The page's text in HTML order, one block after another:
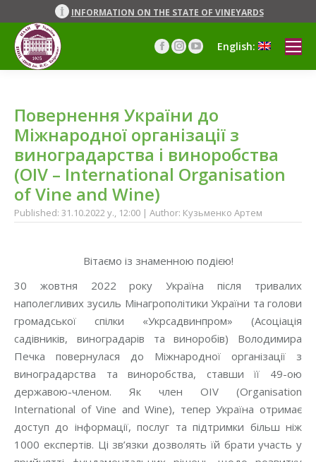
INFORMATION ON THE STATE OF VINEYARDS
Facebook
page
new
window
Instagram
page
new
window
YouTube
page
new
window
English:
Повернення України до
Міжнародної організації з
виноградарства і виноробства
(OIV – International Organisation
of Vine and Wine)
Published: 31.10.2022 y., 12:00 | Author: Кузьменко Артем
Вітаємо із знаменною подією!
30 жовтня 2022 року Україна після тривалих
наполегливих зусиль Мінагрополітики України та голови
громадської спілки «Укрсадвинпром» (Асоціація
садівників, виноградарів та виноробів) Володимира
Печка повернулася до Міжнародної організації з
виноградарства та виноробства, ставши її 49-ою
державою-членом. Як член OIV (Organisation
International of Vine and Wine), тепер Україна отримає
доступ до інформації, послуг та підтримки більш ніж
1000 експертів. Ці зв’язки дозволять їй брати участь у